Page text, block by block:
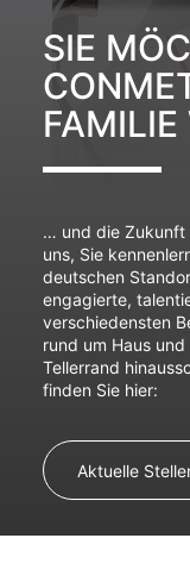
SIE
… und die Zukunft
uns, Sie
deutschen
engagierte,
verschiedensten
rund um Haus
Tellerrand
finden Sie hier:
Aktuelle